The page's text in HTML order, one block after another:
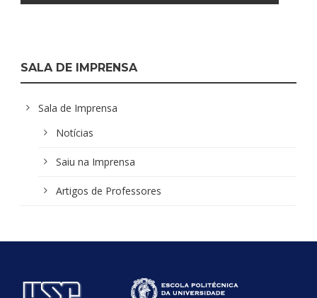
SALA DE IMPRENSA
Sala de Imprensa
Notícias
Saiu na Imprensa
Artigos de Professores